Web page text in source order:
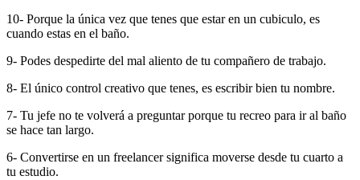
10- Porque la única vez que tenes que estar en un cubiculo, es
cuando estas en el baño.
9- Podes despedirte del mal aliento de tu compañero de trabajo.
8- El único control creativo que tenes, es escribir bien tu nombre.
7- Tu jefe no te volverá a preguntar porque tu recreo para ir al baño
se hace tan largo.
6- Convertirse en un freelancer significa moverse desde tu cuarto a
tu estudio.